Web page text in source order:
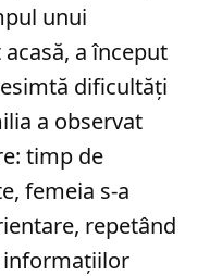
unui
a început
dificultăți
a observat
timp de
femeia s-a
repetând